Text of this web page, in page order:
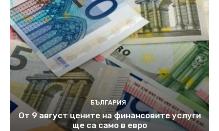
БЪЛГАРИЯ
От 9 август цените на финансовите услуги
ще са само в евро